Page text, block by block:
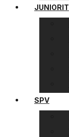
JUNIORIT
SPV